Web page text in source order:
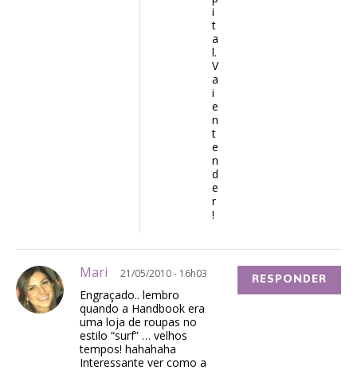
i
t
a
l.
V
a
i
e
n
t
e
n
d
e
r
!
Mari 21/05/2010 - 16h03
Engraçado.. lembro
quando a Handbook era
uma loja de roupas no
estilo “surf” … velhos
tempos! hahahaha
Interessante ver como a
RESPONDER